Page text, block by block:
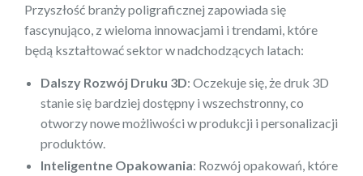
Przyszłość branży poligraficznej zapowiada się
fascynująco, z wieloma innowacjami i trendami, które
będą kształtować sektor w nadchodzących latach:
Dalszy Rozwój Druku 3D: Oczekuje się, że druk 3D
stanie się bardziej dostępny i wszechstronny, co
otworzy nowe możliwości w produkcji i personalizacji
produktów.
Inteligentne Opakowania: Rozwój opakowań, które